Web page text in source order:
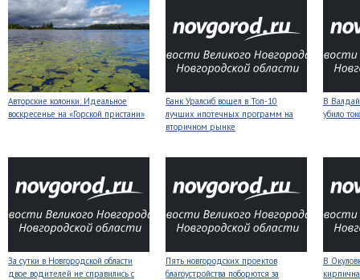
Авторские колонки: Идеальное
воскресенье на «Горской пристани»
Банк Уралсиб вошел в Топ-10
лучших ипотечных программ на
вторичном рынке
В
убило
За сутки в Новгородской области
двое водителей не справились с
Пять новгородских проектов
благоустройства поборются за
В